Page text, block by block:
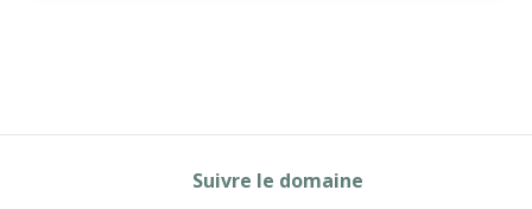
Suivre le domaine